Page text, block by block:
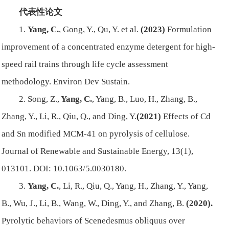
代表性论文
1.Yang, C., Gong, Y., Qu, Y. et al.(2023) Formulation
improvement of a concentrated enzyme detergent for high-
speed rail trains through life cycle assessment
methodology. Environ Dev Sustain.
2. Song, Z., Yang, C., Yang, B., Luo, H., Zhang, B.,
Zhang, Y., Li, R., Qiu, Q., and Ding, Y.(2021) Effects of Cd
and Sn modified MCM-41 on pyrolysis of cellulose.
Journal of Renewable and Sustainable Energy, 13(1),
013101. DOI: 10.1063/5.0030180.
3.Yang, C., Li, R., Qiu, Q., Yang, H., Zhang, Y., Yang,
B., Wu, J., Li, B., Wang, W., Ding, Y., and Zhang, B.(2020).
Pyrolytic behaviors of Scenedesmus obliquus over